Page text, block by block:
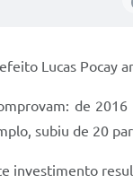
Lucas Pocay
de
subiu de 20
investimento